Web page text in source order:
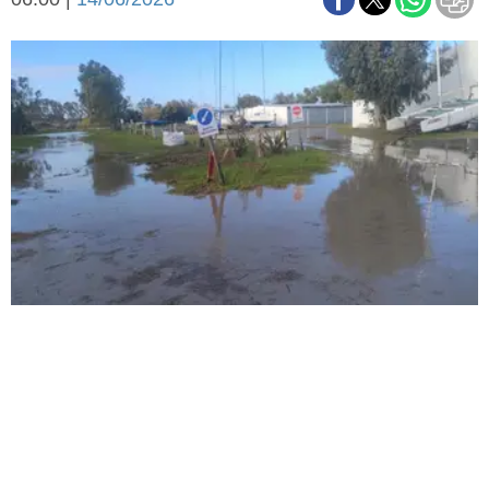
Economía y finanzas
Espacio empresas
Sociedad y tiempo
libre
Sociedad
Tecnología
Turismo
Salud
El tiempo